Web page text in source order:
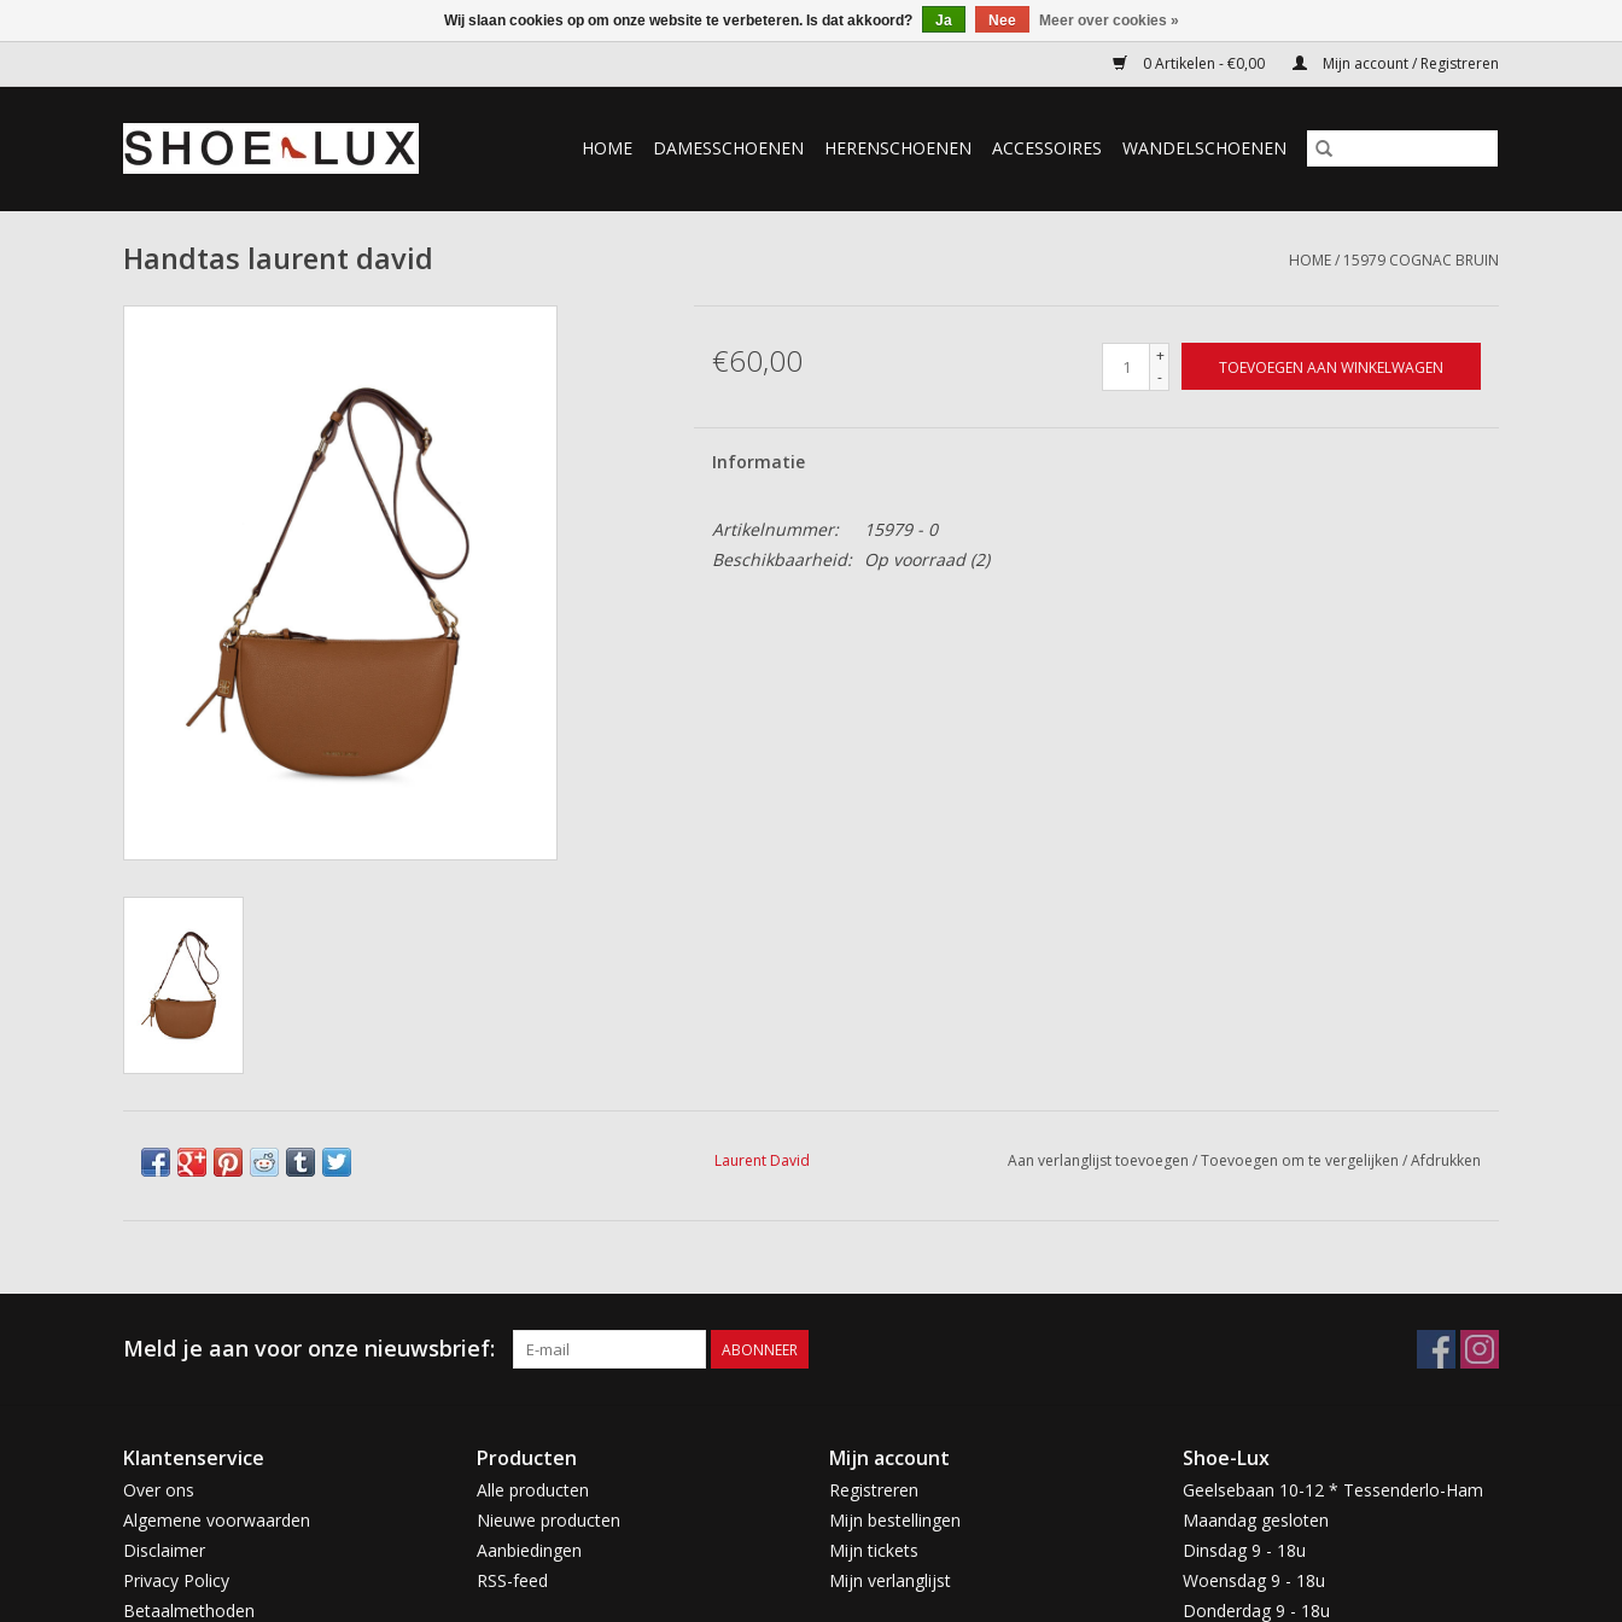
0 Artikelen - €0,00 Mijn account / Registreren
HOME DAMESSCHOENEN HERENSCHOENEN ACCESSOIRES WANDELSCHOENEN
Handtas laurent david HOME/ 15979 COGNAC BRUIN
€60,00
+
-
TOEVOEGEN AAN WINKELWAGEN
Informatie
Artikelnummer:
15979 - 0
Beschikbaarheid:
Op voorraad(2)
Laurent David Aan verlanglijst toevoegen /Toevoegen om te vergelijken /Afdrukken
Meld je aan voor onze nieuwsbrief: ABONNEER
Klantenservice
Over ons
Algemene voorwaarden
Disclaimer
Privacy Policy
Betaalmethoden
Producten
Alle producten
Nieuwe producten
Aanbiedingen
RSS-feed
Mijn account
Registreren
Mijn bestellingen
Mijn tickets
Mijn verlanglijst
Shoe-Lux
Geelsebaan 10-12 * Tessenderlo-Ham
Maandag gesloten
Dinsdag 9 - 18u
Woensdag 9 - 18u
Donderdag 9 - 18u
Wij slaan cookies op om onze website te verbeteren. Is dat akkoord? Ja Nee Meer over cookies »